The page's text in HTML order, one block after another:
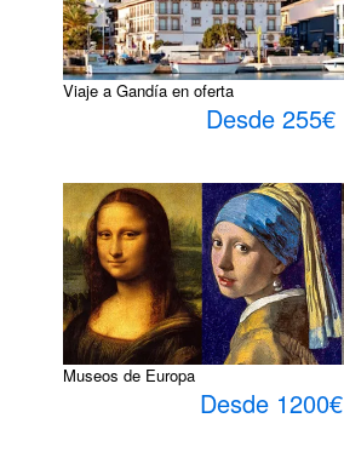
Viaje a Gandía en oferta
Desde 255€
Museos de Europa
Desde 1200€